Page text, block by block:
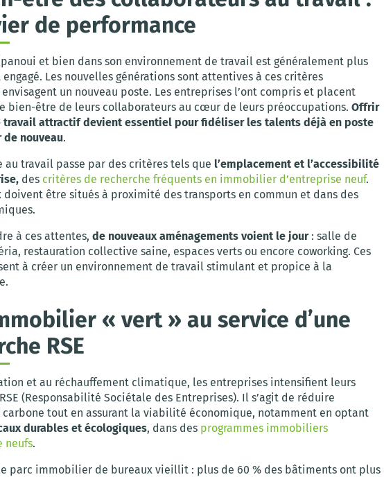
de performance
et bien dans son environnement de travail est généralement plus
Les nouvelles générations sont attentives à ces critères
envisagent un nouveau poste. Les entreprises l’ont compris et placent
bien-être de leurs collaborateurs au cœur de leurs préoccupations. Offrir
travail attractif devient essentiel pour fidéliser les talents déjà en poste
nouveau.
au travail passe par des critères tels que l’emplacement et l’accessibilité
des critères de recherche fréquents en immobilier d’entreprise neuf.
doivent être situés à proximité des transports en commun et dans des
à ces attentes, de nouveaux aménagements voient le jour: salle de
restauration collective saine, espaces verts ou encore coworking. Ces
à créer un environnement de travail stimulant et propice à la
« vert » au service d’une
RSE
et au réchauffement climatique, les entreprises intensifient leurs
(Responsabilité Sociétale des Entreprises). Il s’agit de réduire
carbone tout en assurant la viabilité économique, notamment en optant
durables et écologiques, dans des programmes immobiliers
neufs.
parc immobilier de bureaux vieillit : plus de 60 % des bâtiments ont plus